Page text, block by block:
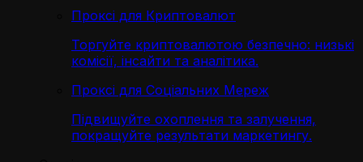
Проксі для Криптовалют
Торгуйте криптовалютою безпечно: низькі
комісії, інсайти та аналітика.
Проксі для Соціальних Мереж
Підвищуйте охоплення та залучення,
покращуйте результати маркетингу.